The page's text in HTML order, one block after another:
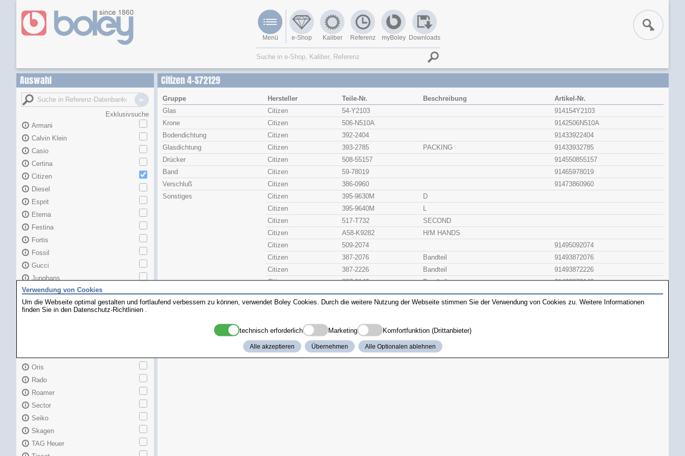
Menü e-Shop Kaliber Referenz myBoley Downloads
Auswahl
Exklusivsuche
Armani
Calvin Klein
Casio
Certina
Citizen
Diesel
Esprit
Eterna
Festina
Fortis
Fossil
Gucci
Junghans
Longines
Maurice Lacroix
Oris
Rado
Roamer
Sector
Seiko
Skagen
TAG Heuer
Citizen 4-S72129
Gruppe Hersteller Teile-Nr. Beschreibung
Artikel-Nr.
Glas
Citizen 54-Y2103
914154Y2103
Krone
Citizen 506-N510A
9142506N510A
Bodendichtung
Citizen 392-2404
91433922404
Glasdichtung
Citizen 393-2785 PACKING
91433932785
Drücker
Citizen 508-55157
914550855157
Band
Citizen 59-78019
91465978019
Verschluß
Citizen 386-0960
91473860960
Sonstiges
Citizen 395-9630M
D
Citizen
395-9640M
L
Citizen
517-T732
SECOND
Citizen
A58-K9282
H/M HANDS
Citizen
509-2074
91495092074
Citizen
387-2076 Bandteil
91493872076
Citizen
387-2226 Bandteil
91493872226
Citizen
387-0142 Bandteil
91493870142
Citizen
390-0032 (P B SNAP RING)
91493900032
Citizen
065-4410 (SETTING STEM) 9140065441
Verwendung von Cookies
Um die Webseite optimal gestalten und fortlaufend verbessern zu können, verwendet Boley Cookies. Durch die weitere Nutzung der Webseite stimmen Sie der Verwendung von Cookies zu. Weitere Informationen
finden Sie in den Datenschutz-Richtlinien
technisch erforderlich Marketing Komfortfunktion (Drittanbieter)
Alle akzeptieren Übernehmen Alle Optionalen ablehnen